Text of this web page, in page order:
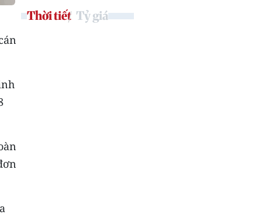
Thời tiết Tỷ giá